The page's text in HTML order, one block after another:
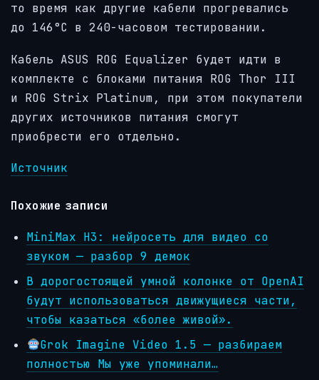
то время как другие кабели прогревались
до 146°C в 240-часовом тестировании.
Кабель ASUS ROG Equalizer будет идти в
комплекте с блоками питания ROG Thor III
и ROG Strix Platinum, при этом покупатели
других источников питания смогут
приобрести его отдельно.
Источник
Похожие записи
MiniMax H3: нейросеть для видео со
звуком — разбор 9 демок
В дорогостоящей умной колонке от OpenAI
будут использоваться движущиеся части,
чтобы казаться «более живой».
Grok Imagine Video 1.5 — разбираем
полностью Мы уже упоминали…